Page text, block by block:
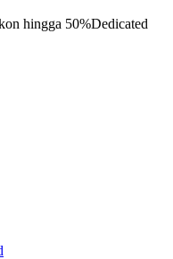
hingga 50%Dedicated